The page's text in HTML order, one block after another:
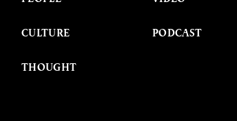
CULTURE
THOUGHT
PODCAST